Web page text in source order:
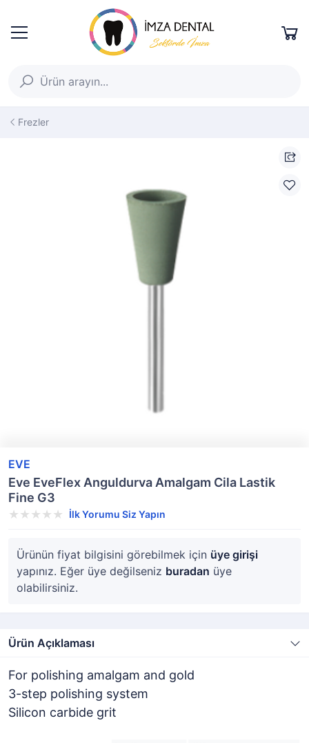
Frezler
EVE
Eve EveFlex Anguldurva Amalgam Cila Lastik
Fine G3
İlk Yorumu Siz Yapın
Ürünün fiyat bilgisini görebilmek için üye girişi
yapınız. Eğer üye değilseniz buradan üye
olabilirsiniz.
Ürün Açıklaması
For polishing amalgam and gold
3-step polishing system
Silicon carbide grit